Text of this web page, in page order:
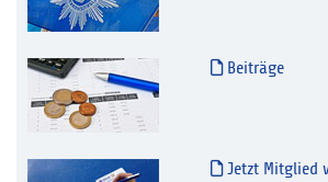
Beiträge
Jetzt Mitglied